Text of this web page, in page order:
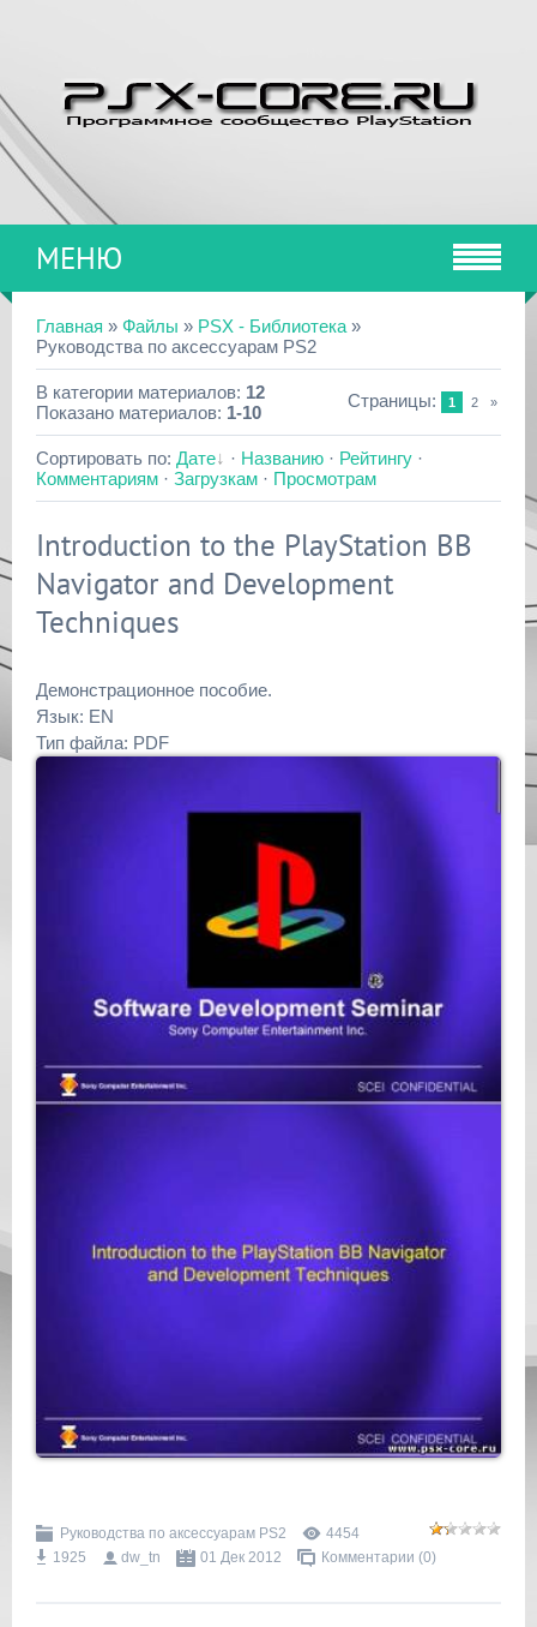
МЕНЮ
Главная » Файлы » PSX - Библиотека »
Руководства по аксессуарам PS2
В категории материалов: 12
Показано материалов: 1-10
Страницы: 1 2 »
Сортировать по: Дате · Названию · Рейтингу ·
Комментариям · Загрузкам · Просмотрам
Introduction to the PlayStation BB
Navigator and Development
Techniques
Демонстрационное пособие.
Язык: EN
Тип файла: PDF
Руководства по аксессуарам PS2
4454
1925
dw_tn 01 Дек 2012 Комментарии (0)